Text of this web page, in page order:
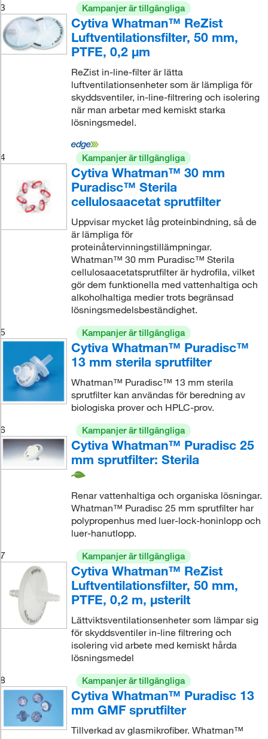
3 Kampanjer är tillgängliga
Cytiva Whatman™ ReZist
Luftventilationsfilter, 50 mm,
PTFE, 0,2 μm
ReZist in-line-filter är lätta
luftventilationsenheter som är lämpliga för
skyddsventiler, in-line-filtrering och isolering
när man arbetar med kemiskt starka
lösningsmedel.
4 Kampanjer är tillgängliga
Cytiva Whatman™ 30 mm
Puradisc™ Sterila
cellulosaacetat sprutfilter
Uppvisar mycket låg proteinbindning, så de
är lämpliga för
proteinåtervinningstillämpningar.
Whatman™ 30 mm Puradisc™ Sterila
cellulosaacetatsprutfilter är hydrofila, vilket
gör dem funktionella med vattenhaltiga och
alkoholhaltiga medier trots begränsad
lösningsmedelsbeständighet.
5
Kampanjer är tillgängliga
Cytiva Whatman™ Puradisc™
13 mm sterila sprutfilter
Whatman™ Puradisc™ 13 mm sterila
sprutfilter kan användas för beredning av
biologiska prover och HPLC-prov.
6
Kampanjer är tillgängliga
Cytiva Whatman™ Puradisc 25
mm sprutfilter: Sterila
Renar vattenhaltiga och organiska lösningar.
Whatman™ Puradisc 25 mm sprutfilter har
polypropenhus med luer-lock-honinlopp och
luer-hanutlopp.
7
Kampanjer är tillgängliga
Cytiva Whatman™ ReZist
Luftventilationsfilter, 50 mm,
PTFE, 0,2 m, μsterilt
Lättviktsventilationsenheter som lämpar sig
för skyddsventiler in-line filtrering och
isolering vid arbete med kemiskt hårda
lösningsmedel
8
Kampanjer är tillgängliga
Cytiva Whatman™ Puradisc 13
mm GMF sprutfilter
Tillverkad av glasmikrofiber. Whatman™